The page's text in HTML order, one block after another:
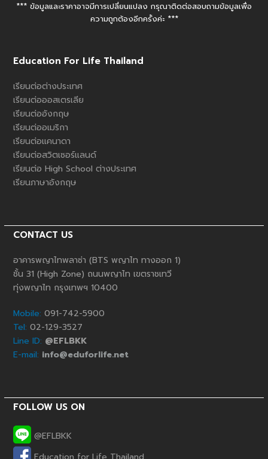
*** ข้อมูลและราคาอาจมีการเปลี่ยนแปลง กรุณาติดต่อสอบถามข้อมูลเพื่อ
ความถูกต้องอีกครั้งค่ะ ***
Education For Life Thailand
เรียนต่อต่างประเทศ
เรียนต่อออสเตรเลีย
เรียนต่ออังกฤษ
เรียนต่ออเมริกา
เรียนต่อแคนาดา
เรียนต่อสวิตเซอร์แลนด์
เรียนต่อ High School ต่างประเทศ
เรียนภาษาอังกฤษ
CONTACT US
อาคารพญาไทพลาซ่า (BTS พญาไท ทางออก 1)
ชั้น 31 (High Zone) ถนนพญาไท เขตราชเทวี
ทุ่งพญาไท กรุงเทพฯ 10400
Mobile: 091-742-5900
Tel: 02-129-3527
Line ID: @EFLBKK
E-mail: info@eduforlife.net
FOLLOW US ON
@EFLBKK